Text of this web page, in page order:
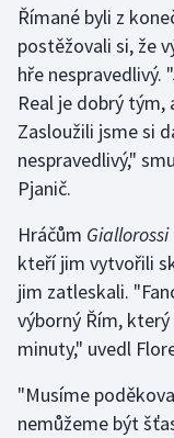
Veslování
Vodní slalom
Volejbal
Ostatní
Římané byli z
postěžovali si, že
hře nespravedlivý.
Real je dobrý tým,
Zasloužili jsme si
nespravedlivý,"
Pjanič.
Hráčům Giallorossi
kteří jim vytvořili
jim zatleskali.
výborný Řím, který
minuty," uvedl
"Musíme
nemůžeme být